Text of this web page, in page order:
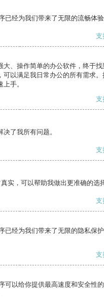
已经为我们带来了无限的流畅体验
支
大、操作简单的办公软件，终于
可以满足我日常办公的所有需求
手。
支
了我所有问题。
支
实，可以帮助我做出更准确的选
支
已经为我们带来了无限的隐私保
支
可以给你提供最高速度和安全性